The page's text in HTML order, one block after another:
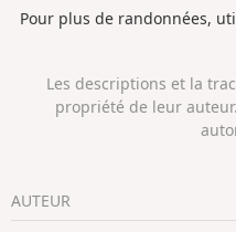
Pour plus de randonnées,
Les descriptions et la
propriété de leur
AUTEUR